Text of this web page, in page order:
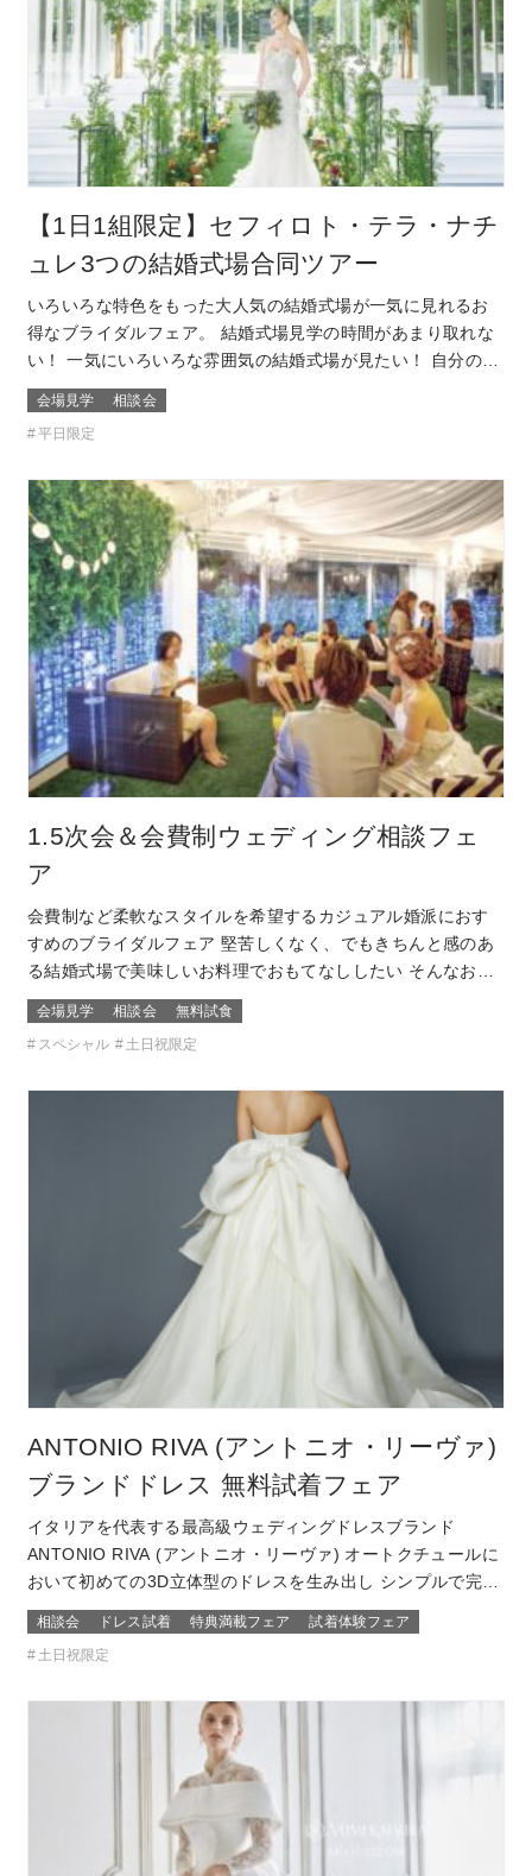
【1日1組限定】セフィロト・テラ・ナチ
ュレ3つの結婚式場合同ツアー
いろいろな特色をもった大人気の結婚式場が一気に見れるお
得なブライダルフェア。 結婚式場見学の時間があまり取れな
い！ 一気にいろいろな雰囲気の結婚式場が見たい！ 自分の結
婚式のスタイルがまだ分からないカップルは必見！ お呼びす
るゲストによっても結婚式の雰囲気や結婚式場のスタイルも
変わるもの そんな結婚式場を一気に比較できるチャンス！！
会場見学
相談会
平日限定
1.5次会＆会費制ウェディング相談フェ
ア
会費制など柔軟なスタイルを希望するカジュアル婚派におす
すめのブライダルフェア 堅苦しくなく、でもきちんと感のあ
る結婚式場で美味しいお料理でおもてなししたい そんなおふ
たりに必見です！ このフェアに含まれるコンテンツ
会場見学 相談会
無料試食
スペシャル
土日祝限定
ANTONIO RIVA (アントニオ・リーヴァ)
ブランドドレス 無料試着フェア
イタリアを代表する最高級ウェディングドレスブランド
ANTONIO RIVA (アントニオ・リーヴァ) オートクチュールに
おいて初めての3D立体型のドレスを生み出し シンプルで完璧
なライン、理想的なプロポーションと個性を兼ね備えていま
す。 上質な素材と卓悦した仕立て。 花嫁の個性と気品を際立
たせ、特別な日を格別に輝かせてくれるドレス 結婚式当日の
相談会 ドレス試着 特典満載フェア
試着体験フェア
土日祝限定